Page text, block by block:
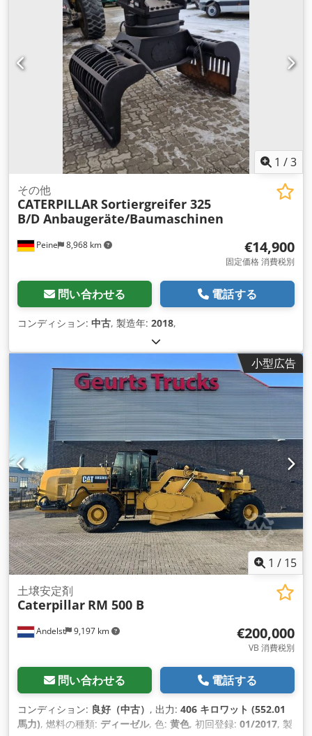
1 /3
Peine 8,968 km
その他
CATERPILLARSortiergreifer 325
B/D Anbaugeräte/Baumaschinen
€14,900
固定価格 消費税別
問い合わせる 電話する
コンディション: 中古, 製造年: 2018,
小型広告
1 / 15
Andelst 9,197 km
土壌安定剤
Caterpillar RM 500 B
€200,000
VB 消費税別
問い合わせる 電話する
コンディション: 良好（中古） , 出力: 406 キロワット (552.01
馬力), 燃料の種類: ディーゼル, 色: 黄色, 初回登録: 01/2017, 製